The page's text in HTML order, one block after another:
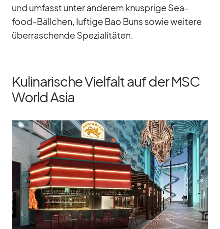
und um­fasst un­ter an­de­rem knusp­rige Sea­
food-Bäll­chen, luf­tige Bao Buns so­wie wei­tere
über­ra­schende Spe­zia­li­tä­ten.
Kulinarische Vielfalt auf der MSC
World Asia